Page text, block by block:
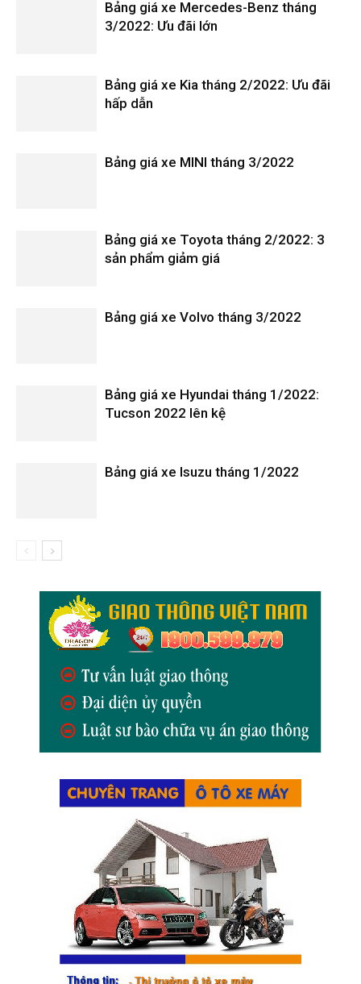
Bảng giá xe Mercedes-Benz tháng
3/2022: Ưu đãi lớn
Bảng giá xe Kia tháng 2/2022: Ưu đãi
hấp dẫn
Bảng giá xe MINI tháng 3/2022
Bảng giá xe Toyota tháng 2/2022: 3
sản phẩm giảm giá
Bảng giá xe Volvo tháng 3/2022
Bảng giá xe Hyundai tháng 1/2022:
Tucson 2022 lên kệ
Bảng giá xe Isuzu tháng 1/2022